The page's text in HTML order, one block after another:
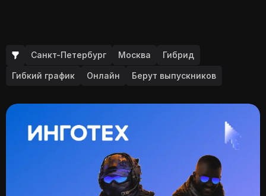
Санкт-Петербург Москва Гибрид
Гибкий график Онлайн Берут выпускников